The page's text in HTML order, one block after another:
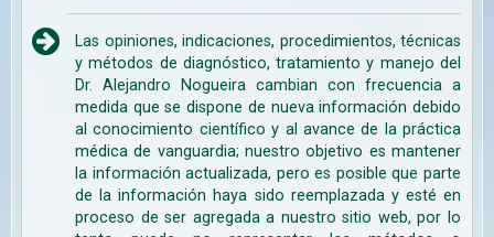
Las opiniones, indicaciones, procedimientos, técnicas
y métodos de diagnóstico, tratamiento y manejo del
Dr. Alejandro Nogueira cambian con frecuencia a
medida que se dispone de nueva información debido
al conocimiento científico y al avance de la práctica
médica de vanguardia; nuestro objetivo es mantener
la información actualizada, pero es posible que parte
de la información haya sido reemplazada y esté en
proceso de ser agregada a nuestro sitio web, por lo